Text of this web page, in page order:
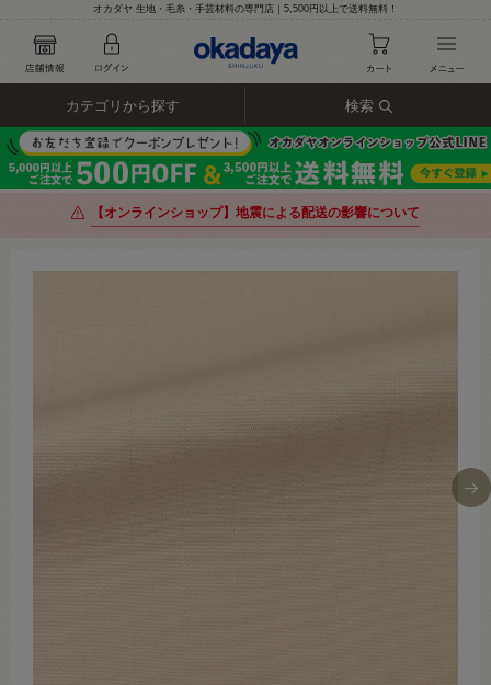
オカダヤ 生地・毛糸・手芸材料の専門店｜5,500円以上で送料無料！
カテゴリから探す 検索
【オンラインショップ】地震による配送の影響について